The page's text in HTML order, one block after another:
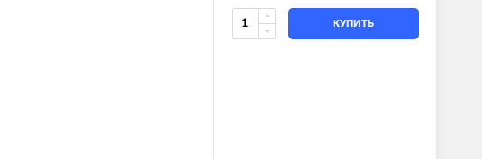
КУПИТЬ